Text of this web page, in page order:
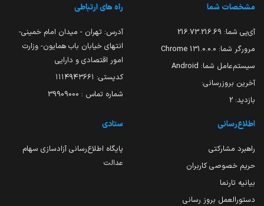
مشخصات شما
آی‌پی شما: 216.73.216.69
مرورگر شما: 131.0.0.0 Chrome
سیستم‌عامل شما: Android
آخرین بروزرسانی:
بازدید: 2
راه های ارتباطی
آدرس: تهران - میدان امام خمینی-
انتهای خیابان باب همایون- وزارت
امور اقتصادی و دارایی
کدپستی: ۱۱۱۴۹۴۳۶۶۱
شماره تماس : 39909000
اطلاع‌رسانی
راهبرد مشارکتی
حریم خصوصی کاربران
بیانیه تارنما
دستورالعمل بروز رسانی
ستادی
پایگاه اطلاع‌رسانی آزادسازی سهام
عدالت